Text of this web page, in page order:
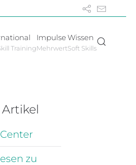
Training
Impulse
Mehrwert
Wissen
Soft Skills
zu